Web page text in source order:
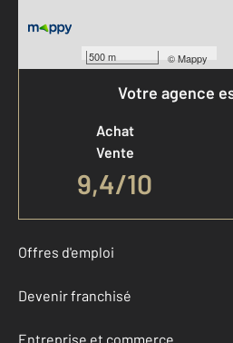
500 m ©Mappy
Votre agence
Achat
Vente
9,4/10
Offres d'emploi
Devenir franchisé
Entreprise et commerce